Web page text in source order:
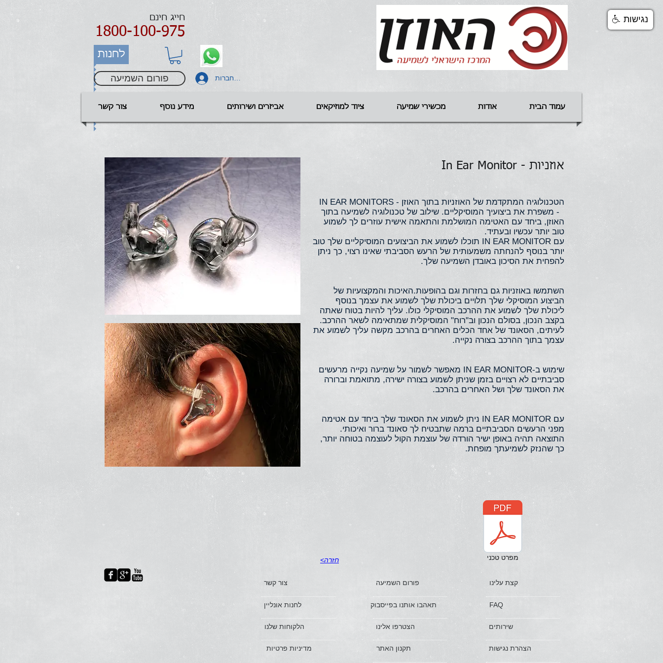
חייג חינם
1800-100-975
לחנות
פורום השמיעה להתחברות
צור קשר מידע נוסף אביזרים ושירותים ציוד למוזיקאים מכשירי שמיעה אודות עמוד הבית
אוזניות - In Ear Monitor
הטכנולוגיה המתקדמת של האוזניות בתוך האוזן - IN EAR MONITORS
- משפרת את ביצועיך המוסיקליים. שילוב של טכנולוגיה לשמיעה בתוך
האוזן, ביחד עם האטימה המושלמת והתאמה אישית עוזרים לך לשמוע
טוב יותר עכשיו ובעתיד.
עם IN EAR MONITOR תוכלו לשמוע את הביצועים המוסיקליים שלך טוב
יותר בנוסף להנחתה משמעותית של הרעש הסביבתי שאינו רצוי, כך ניתן
להפחית את הסיכון באובדן השמיעה שלך.
השתמשו באוזניות גם בחזרות וגם בהופעות.האיכות והמקצועיות של
הביצוע המוסיקלי שלך תלויים ביכולת שלך לשמוע את עצמך בנוסף
ליכולת שלך לשמוע את ההרכב המוסיקלי כולו. עליך להיות בטוח שאתה
בקצב הנכון, בסולם הנכון וב"רוח" המוסיקלית שמתאימה לשאר ההרכב.
לעיתים, הסאונד של אחד הכלים האחרים בהרכב מקשה עליך לשמוע את
עצמך בתוך ההרכב בצורה נקייה.
שימוש ב-IN EAR MONITOR מאפשר לשמור על שמיעה נקייה מרעשים
סביבתיים לא רצויים בזמן שניתן לשמוע בצורה ישירה, מתואמת וברורה
את הסאונד שלך ושל האחרים בהרכב.
עם IN EAR MONITOR ניתן לשמוע את הסאונד שלך ביחד עם אטימה
מפני הרעשים הסביבתיים ברמה שתבטיח לך סאונד ברור ואיכותי.
התוצאה תהיה באופן ישיר הורדה של עוצמת הקול לעוצמה בטוחה יותר,
כך שהנזק לשמיעתך מופחת.
חזרה> מפרט טכני
צור קשר
לחנות אונליין
הלקוחות שלנו
מדיניות פרטיות
פורום השמיעה
תאהבו אותנו בפייסבוק
הצטרפו אלינו
תקנון האתר
קצת עלינו
FAQ
שירותים
הצהרת נגישות
נגישות